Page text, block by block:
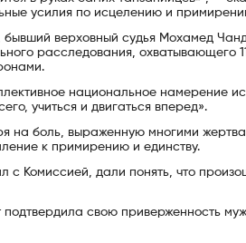
усилия по исцелению и
верховный судья Мохамед
расследования, охватывающего
национальное намерение
учиться и двигаться вперед».
на боль, выраженную многими
к примирению и единству.
с Комиссией, дали понять, что
подтвердила свою приверженность